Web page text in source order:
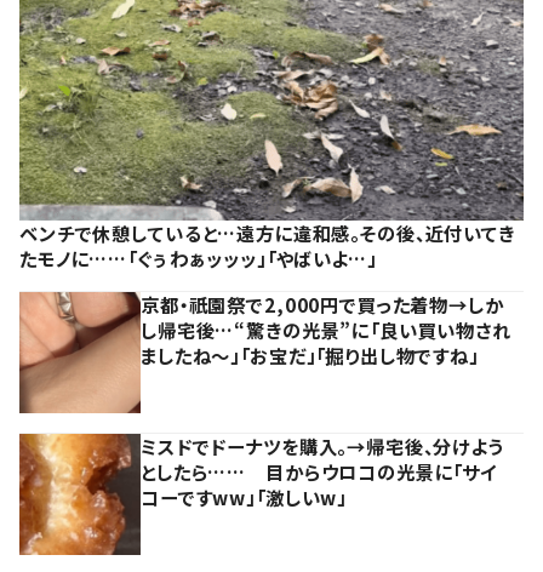
ベンチで休憩していると…遠方に違和感。その後、近付いてき
たモノに……「ぐぅわぁッッッ」「やばいよ…」
京都・祇園祭で2,000円で買った着物→しか
し帰宅後…“驚きの光景”に「良い買い物され
ましたね～」「お宝だ」「掘り出し物ですね」
ミスドでドーナツを購入。→帰宅後、分けよう
としたら…… 目からウロコの光景に「サイ
コーですww」「激しいw」